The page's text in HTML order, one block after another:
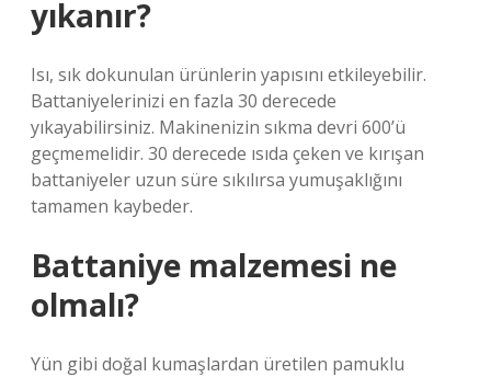
yıkanır?
Isı, sık dokunulan ürünlerin yapısını etkileyebilir.
Battaniyelerinizi en fazla 30 derecede
yıkayabilirsiniz. Makinenizin sıkma devri 600’ü
geçmemelidir. 30 derecede ısıda çeken ve kırışan
battaniyeler uzun süre sıkılırsa yumuşaklığını
tamamen kaybeder.
Battaniye malzemesi ne
olmalı?
Yün gibi doğal kumaşlardan üretilen pamuklu